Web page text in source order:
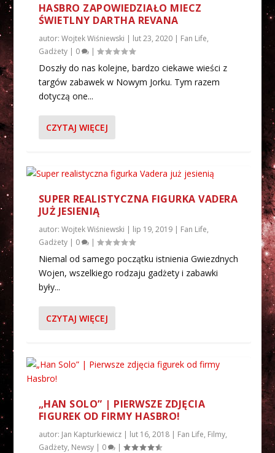
HASBRO ZAPOWIEDZIAŁO MIECZ
ŚWIETLNY DARTHA REVANA
autor: Wojtek Wiśniewski | lut 23, 2020| Fan Life,
Gadżety| 0 |
Doszły do nas kolejne, bardzo ciekawe wieści z
targów zabawek w Nowym Jorku. Tym razem
dotyczą one...
CZYTAJ WIĘCEJ
SUPER REALISTYCZNA FIGURKA VADERA
JUŻ JESIENIĄ
autor: Wojtek Wiśniewski | lip 19, 2019| Fan Life,
Gadżety| 0 |
Niemal od samego początku istnienia Gwiezdnych
Wojen, wszelkiego rodzaju gadżety i zabawki
były...
CZYTAJ WIĘCEJ
„HAN SOLO” | PIERWSZE ZDJĘCIA
FIGUREK OD FIRMY HASBRO!
autor: Jan Kapturkiewicz| lut 16, 2018| Fan Life, Filmy,
Gadżety, Newsy| 0 |